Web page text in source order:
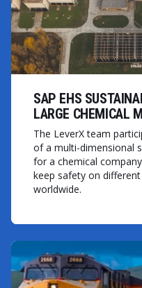
SAP EHS
LARGE CHEMICAL
The LeverX team
of a multi-dimensional
for a chemical
keep safety on
worldwide.